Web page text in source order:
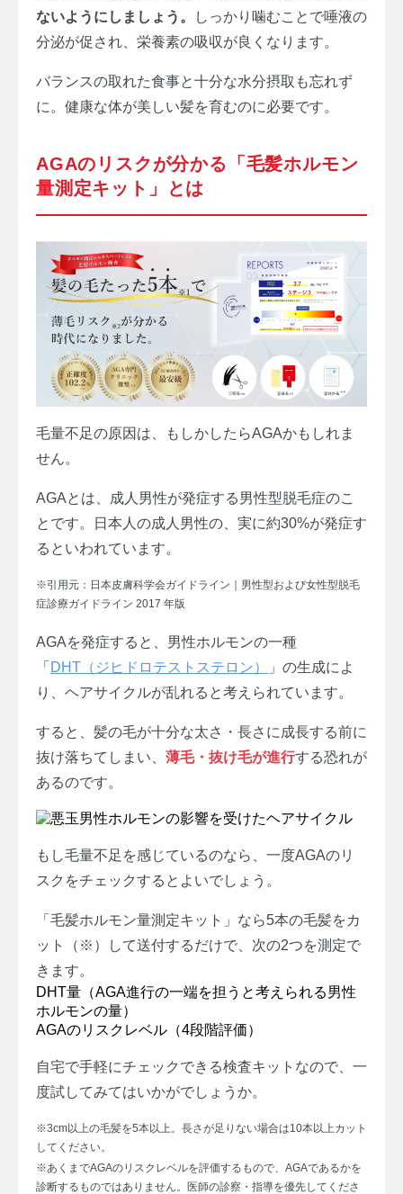
ないようにしましょう。
しっかり噛むことで唾液の
分泌が促され、栄養素の吸収が良くなります。
バランスの取れた食事と十分な水分摂取も忘れず
に。健康な体が美しい髪を育むのに必要です。
AGAのリスクが分かる「毛髪ホルモン
量測定キット」とは
毛量不足の原因は、もしかしたらAGAかもしれま
せん。
AGAとは、成人男性が発症する男性型脱毛症のこ
とです。日本人の成人男性の、実に約30%が発症す
るといわれています。
※引用元：日本皮膚科学会ガイドライン｜男性型および女性型脱毛
症診療ガイドライン 2017 年版
AGAを発症すると、男性ホルモンの一種
「 DHT（ジヒドロテストステロン）
」の生成によ
り、ヘアサイクルが乱れると考えられています。
すると、髪の毛が十分な太さ・長さに成長する前に
抜け落ちてしまい、 薄毛・抜け毛が進行する恐れが
あるのです。
もし毛量不足を感じているのなら、一度AGAのリ
スクをチェックするとよいでしょう。
「毛髪ホルモン量測定キット」なら5本の毛髪をカ
ット（※）して送付するだけで、次の2つを測定で
きます。
DHT量（AGA進行の一端を担うと考えられる男性
ホルモンの量）
AGAのリスクレベル（4段階評価）
自宅で手軽にチェックできる検査キットなので、一
度試してみてはいかがでしょうか。
※3cm以上の毛髪を5本以上。長さが足りない場合は10本以上カット
してください。
※あくまでAGAのリスクレベルを評価するもので、AGAであるかを
診断するものではありません。医師の診察・指導を優先してくださ